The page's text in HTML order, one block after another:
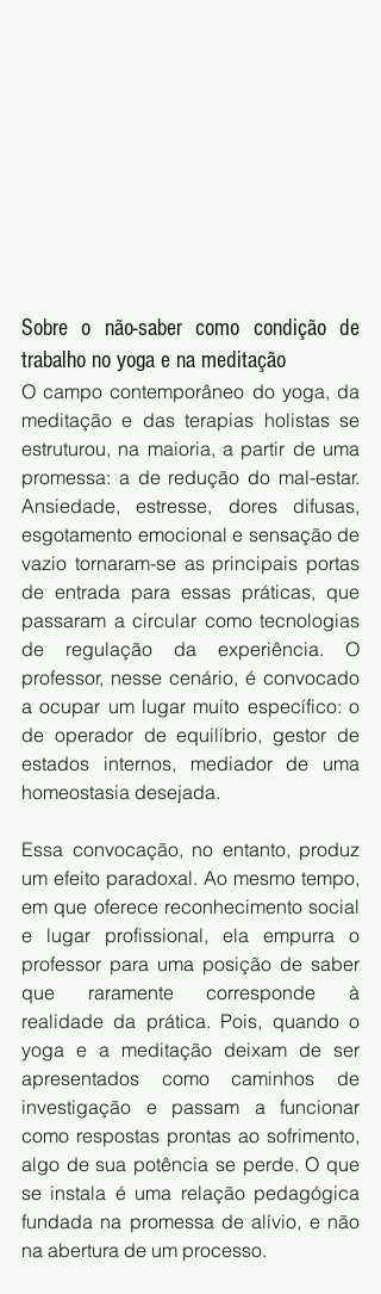
Sobre o não-saber como condição de
trabalho no yoga e na meditação
O campo contemporâneo do yoga, da
meditação e das terapias holistas se
estruturou, na maioria, a partir de uma
promessa: a de redução do mal-estar.
Ansiedade, estresse, dores difusas,
esgotamento emocional e sensação de
vazio tornaram-se as principais portas
de entrada para essas práticas, que
passaram a circular como tecnologias
de regulação da experiência. O
professor, nesse cenário, é convocado
a ocupar um lugar muito específico: o
de operador de equilíbrio, gestor de
estados internos, mediador de uma
homeostasia desejada.
Essa convocação, no entanto, produz
um efeito paradoxal. Ao mesmo tempo,
em que oferece reconhecimento social
e lugar profissional, ela empurra o
professor para uma posição de saber
que raramente corresponde à
realidade da prática. Pois, quando o
yoga e a meditação deixam de ser
apresentados como caminhos de
investigação e passam a funcionar
como respostas prontas ao sofrimento,
algo de sua potência se perde. O que
se instala é uma relação pedagógica
fundada na promessa de alívio, e não
na abertura de um processo.